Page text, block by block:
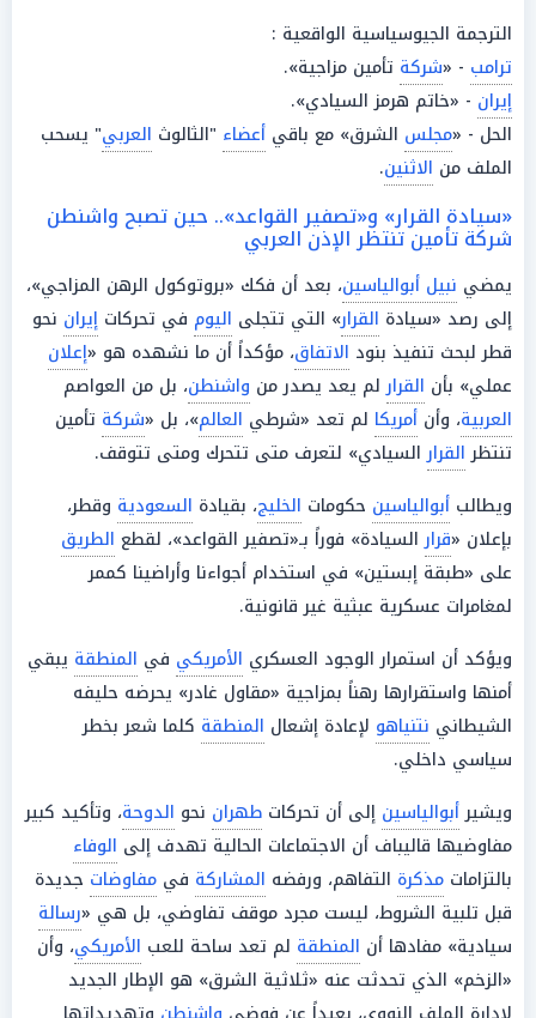
الترجمة الجيوسياسية الواقعية :
ترامب - «شركة تأمين مزاجية».
إيران - «خاتم هرمز السيادي».
الحل - «مجلس الشرق» مع باقي أعضاء "الثالوث العربي" يسحب
الملف من الاثنين.
«سيادة القرار» و«تصفير القواعد».. حين تصبح واشنطن
شركة تأمين تنتظر الإذن العربي
يمضي نبيل أبوالياسين، بعد أن فكك «بروتوكول الرهن المزاجي»،
إلى رصد «سيادة القرار» التي تتجلى اليوم في تحركات إيران نحو
قطر لبحث تنفيذ بنود الاتفاق، مؤكداً أن ما نشهده هو «إعلان
عملي» بأن القرارلم يعد يصدر من واشنطن، بل من العواصم
العربية، وأن أمريكا لم تعد «شرطي العالم»، بل «شركة تأمين
تنتظرالقرارالسيادي» لتعرف متى تتحرك ومتى تتوقف.
ويطالب أبوالياسين حكومات الخليج، بقيادة السعودية وقطر،
بإعلان «قرارالسيادة» فوراً بـ«تصفير القواعد»، لقطع الطريق
على «طبقة إبستين» في استخدام أجواءنا وأراضينا كممر
لمغامرات عسكرية عبثية غير قانونية.
ويؤكد أن استمرار الوجود العسكري الأمريكي في المنطقة يبقي
أمنها واستقرارها رهناً بمزاجية «مقاول غادر» يحرضه حليفه
الشيطاني نتنياهو لإعادة إشعال المنطقة كلما شعر بخطر
سياسي داخلي.
ويشيرأبوالياسين إلى أن تحركات طهران نحو الدوحة، وتأكيد كبير
مفاوضيها قاليباف أن الاجتماعات الحالية تهدف إلى الوفاء
بالتزامات مذكرة التفاهم، ورفضه المشاركة في مفاوضات جديدة
قبل تلبية الشروط، ليست مجرد موقف تفاوضي، بل هي «رسالة
سيادية» مفادها أن المنطقة لم تعد ساحة للعب الأمريكي، وأن
«الزخم» الذي تحدثت عنه «ثلاثية الشرق» هو الإطار الجديد